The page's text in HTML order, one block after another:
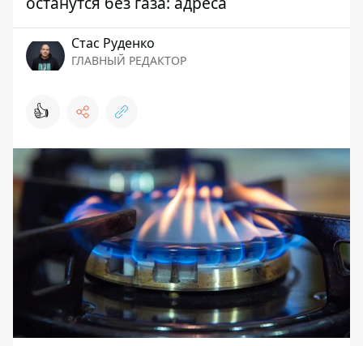
Стаc Руденко
ГЛАВНЫЙ РЕДАКТОР
👍